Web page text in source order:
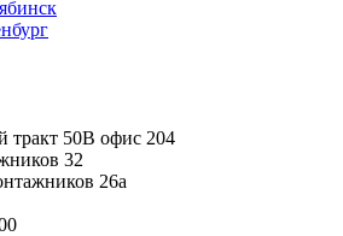
тракт 50В офис 204
32
26а